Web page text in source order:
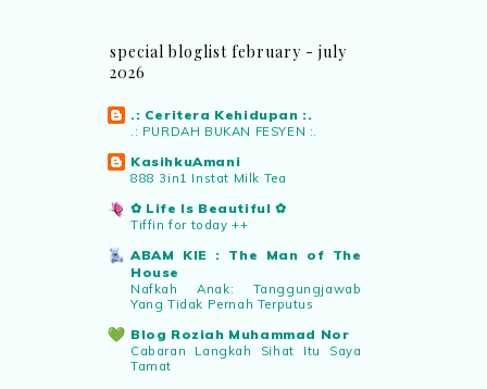
dan teknologi digital terbaik!”
pertandingan tiktok mencipta sajak
Mencipta Sajak Kemerdekaan 2026 dari
PNM ni! Platform terbaik serlahkan
bakat puisi kebangsaan dan
patriotisme.”
Eyma Balkishcommented on
pertandingan tiktok mencipta sajak
“Menarik..tapi lama tak mengarang
rasa kurang ideanya.”
special bloglist february - july
2026
.: Ceritera Kehidupan :.
.: PURDAH BUKAN FESYEN :.
KasihkuAmani
888 3in1 Instat Milk Tea
✿ Life Is Beautiful ✿
Tiffin for today ++
ABAM KIE : The Man of The
House
Nafkah Anak: Tanggungjawab
Yang Tidak Pernah Terputus
Blog Roziah Muhammad Nor
Cabaran Langkah Sihat Itu Saya
Tamat